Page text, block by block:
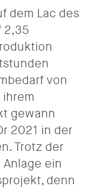
dem Lac des
2,35
von
gewann
2021 in der
Trotz der
ein
denn